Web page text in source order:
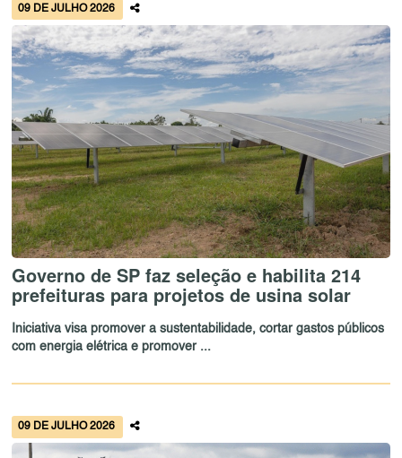
09 DE JULHO 2026
Governo de SP faz seleção e habilita 214
prefeituras para projetos de usina solar
Iniciativa visa promover a sustentabilidade, cortar gastos públicos
com energia elétrica e promover ...
09 DE JULHO 2026